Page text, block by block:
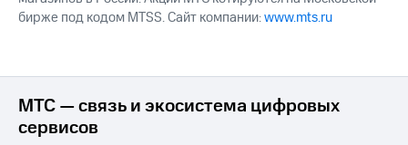
бирже под кодом MTSS. Сайт компании:www.mts.ru
МТС — связь и экосистема цифровых
сервисов